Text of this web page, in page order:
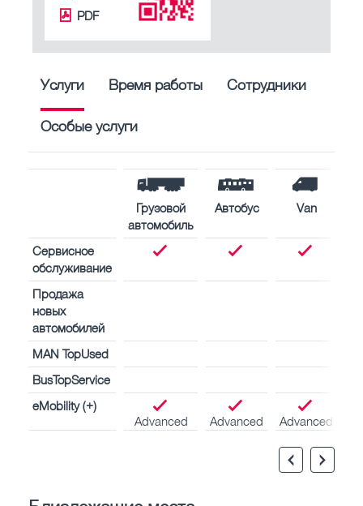
PDF
Услуги Время работы Сотрудники
Особые услуги
Грузовой
автомобиль
Автобус Van
Сервисное
обслуживание
Продажа
новых
автомобилей
MAN TopUsed
BusTopService
eMobility (+)
Advanced
Advanced Advanced